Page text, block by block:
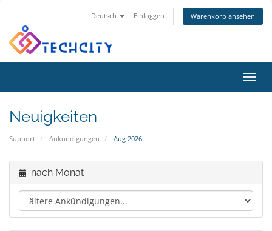
Deutsch Einloggen Warenkorb ansehen
ein-/
Neuigkeiten
Support Ankündigungen Aug 2026
nach Monat